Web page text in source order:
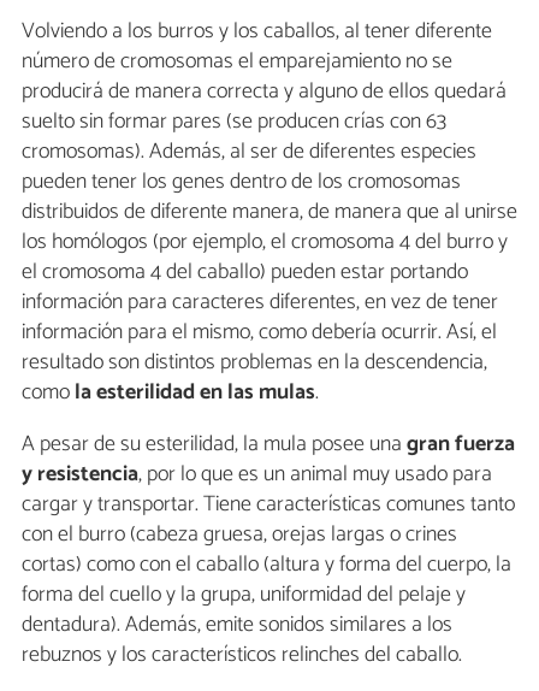
Volviendo a los burros y los caballos, al tener diferente
número de cromosomas el emparejamiento no se
producirá de manera correcta y alguno de ellos quedará
suelto sin formar pares (se producen crías con 63
cromosomas). Además, al ser de diferentes especies
pueden tener los genes dentro de los cromosomas
distribuidos de diferente manera, de manera que al unirse
los homólogos (por ejemplo, el cromosoma 4 del burro y
el cromosoma 4 del caballo) pueden estar portando
información para caracteres diferentes, en vez de tener
información para el mismo, como debería ocurrir. Así, el
resultado son distintos problemas en la descendencia,
comola esterilidad en las mulas.
A pesar de su esterilidad, la mula posee unagran fuerza
y resistencia, por lo que es un animal muy usado para
cargar y transportar. Tiene características comunes tanto
con el burro (cabeza gruesa, orejas largas o crines
cortas) como con el caballo (altura y forma del cuerpo, la
forma del cuello y la grupa, uniformidad del pelaje y
dentadura). Además, emite sonidos similares a los
rebuznos y los característicos relinches del caballo.